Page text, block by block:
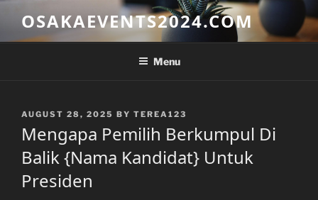
content
OSAKAEVENTS2024.COM
Menu
POSTED
AUGUST 28, 2025 BY TEREA123
Mengapa Pemilih Berkumpul Di
Balik {Nama Kandidat} Untuk
Presiden